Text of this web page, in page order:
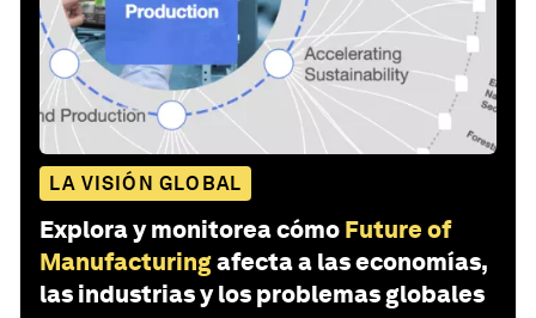
LA VISIÓN GLOBAL
Explora y monitorea cómo Future of
Manufacturingafecta a las economías,
las industrias y los problemas globales